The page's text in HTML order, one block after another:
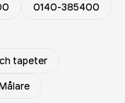
0140-385400
tapeter